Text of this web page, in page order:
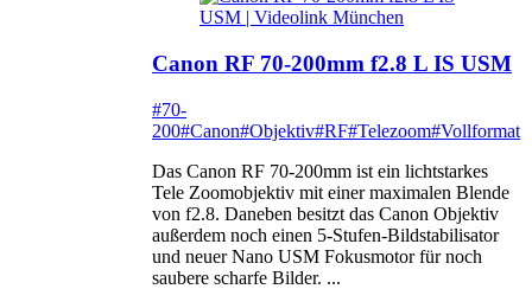
Canon RF 70-200mm f2.8 L IS USM
#70-
200#Canon#Objektiv#RF#Telezoom#Vollformat
Das Canon RF 70-200mm ist ein lichtstarkes
Tele Zoomobjektiv mit einer maximalen Blende
von f2.8. Daneben besitzt das Canon Objektiv
außerdem noch einen 5-Stufen-Bildstabilisator
und neuer Nano USM Fokusmotor für noch
saubere scharfe Bilder. ...